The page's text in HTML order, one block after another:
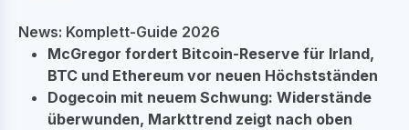
News: Komplett-Guide 2026
McGregor fordert Bitcoin-Reserve für Irland,
BTC und Ethereum vor neuen Höchstständen
Dogecoin mit neuem Schwung: Widerstände
überwunden, Markttrend zeigt nach oben